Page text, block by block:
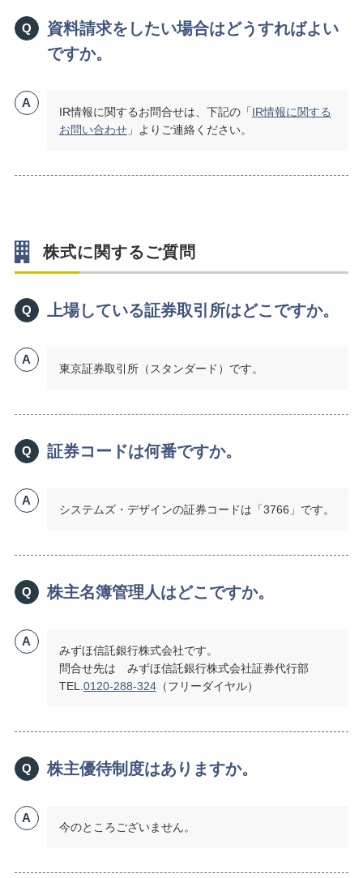
Q
資料請求をしたい場合はどうすればよい
ですか。
A
IR情報に関するお問合せは、下記の「IR情報に関する
お問い合わせ」よりご連絡ください。
株式に関するご質問
Q 上場している証券取引所はどこですか。
A
東京証券取引所（スタンダード）です。
Q 証券コードは何番ですか。
A
システムズ・デザインの証券コードは「3766」です。
Q 株主名簿管理人はどこですか。
A
みずほ信託銀行株式会社です。
問合せ先は みずほ信託銀行株式会社証券代行部
TEL. 0120-288-324（フリーダイヤル）
Q 株主優待制度はありますか。
A
今のところございません。